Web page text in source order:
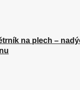
na plech –